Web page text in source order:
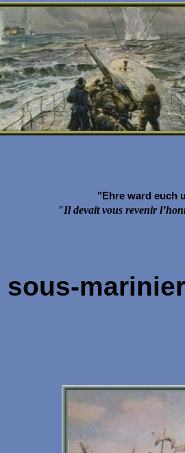
"Ehre ward euch
"Il devait vous revenir
sous-